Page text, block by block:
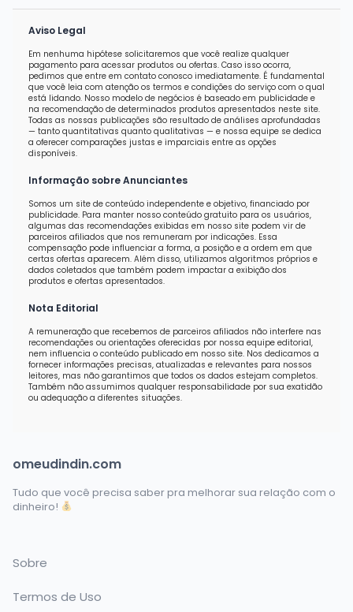
Aviso Legal
Em nenhuma hipótese solicitaremos que você realize qualquer
pagamento para acessar produtos ou ofertas. Caso isso ocorra,
pedimos que entre em contato conosco imediatamente. É fundamental
que você leia com atenção os termos e condições do serviço com o qual
está lidando. Nosso modelo de negócios é baseado em publicidade e
na recomendação de determinados produtos apresentados neste site.
Todas as nossas publicações são resultado de análises aprofundadas
— tanto quantitativas quanto qualitativas — e nossa equipe se dedica
a oferecer comparações justas e imparciais entre as opções
disponíveis.
Informação sobre Anunciantes
Somos um site de conteúdo independente e objetivo, financiado por
publicidade. Para manter nosso conteúdo gratuito para os usuários,
algumas das recomendações exibidas em nosso site podem vir de
parceiros afiliados que nos remuneram por indicações. Essa
compensação pode influenciar a forma, a posição e a ordem em que
certas ofertas aparecem. Além disso, utilizamos algoritmos próprios e
dados coletados que também podem impactar a exibição dos
produtos e ofertas apresentados.
Nota Editorial
A remuneração que recebemos de parceiros afiliados não interfere nas
recomendações ou orientações oferecidas por nossa equipe editorial,
nem influencia o conteúdo publicado em nosso site. Nos dedicamos a
fornecer informações precisas, atualizadas e relevantes para nossos
leitores, mas não garantimos que todos os dados estejam completos.
Também não assumimos qualquer responsabilidade por sua exatidão
ou adequação a diferentes situações.
omeudindin.com
Tudo que você precisa saber pra melhorar sua relação com o
dinheiro!
Sobre
Termos de Uso